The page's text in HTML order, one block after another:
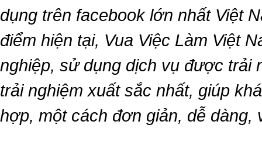
dụng trên facebook lớn nhất Việt
điểm hiện tại, Vua Việc Làm Việt
nghiệp, sử dụng dịch vụ được trải
trải nghiệm xuất sắc nhất, giúp
hợp, một cách đơn giản, dễ dàng,